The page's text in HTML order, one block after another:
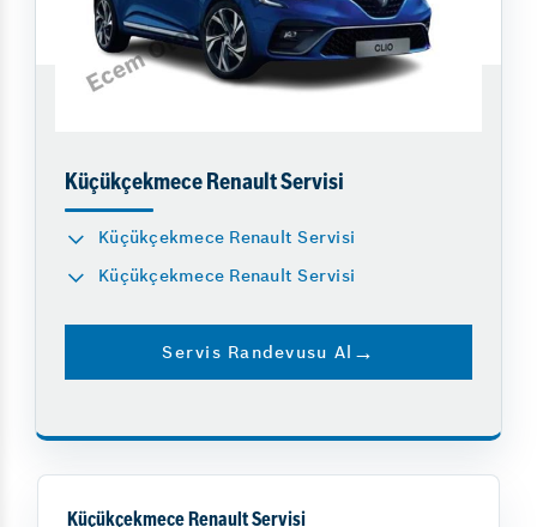
Küçükçekmece Renault Servisi
Küçükçekmece Renault Servisi
Küçükçekmece Renault Servisi
Servis Randevusu Al
Küçükçekmece Renault Servisi